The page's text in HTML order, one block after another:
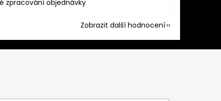
zpracování objednávky
Zobrazit další hodnocení